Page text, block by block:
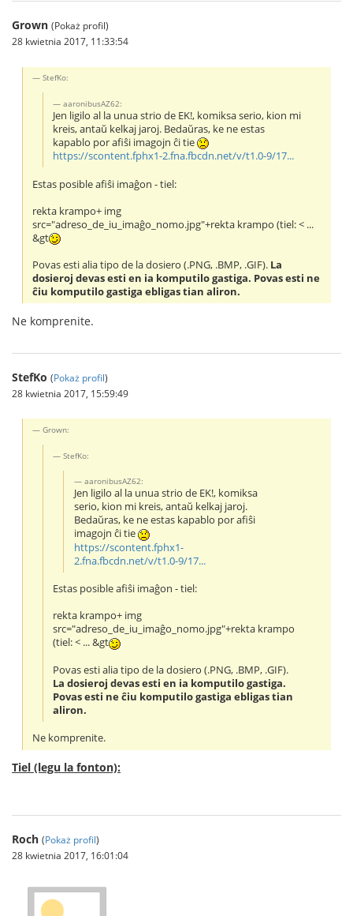
Grown (Pokaż profil)
28 kwietnia 2017, 11:33:54
StefKo:
aaronibusAZ62:
Jen ligilo al la unua strio de EK!, komiksa serio, kion mi
kreis, antaŭ kelkaj jaroj. Bedaŭras, ke ne estas
kapablo por afiŝi imagojn ĉi tie
https://scontent.fphx1-2.fna.fbcdn.net/v/t1.0-9/17...
Estas posible afiŝi imaĝon - tiel:
rekta krampo+ img
src="adreso_de_iu_imaĝo_nomo.jpg"+rekta krampo (tiel: < ...
&gt
Povas esti alia tipo de la dosiero (.PNG, .BMP, .GIF). La
dosieroj devas esti en ia komputilo gastiga. Povas esti ne
ĉiu komputilo gastiga ebligas tian aliron.
Ne komprenite.
StefKo (Pokaż profil)
28 kwietnia 2017, 15:59:49
Grown:
StefKo:
aaronibusAZ62:
Jen ligilo al la unua strio de EK!, komiksa
serio, kion mi kreis, antaŭ kelkaj jaroj.
Bedaŭras, ke ne estas kapablo por afiŝi
imagojn ĉi tie
https://scontent.fphx1-
2.fna.fbcdn.net/v/t1.0-9/17...
Estas posible afiŝi imaĝon - tiel:
rekta krampo+ img
src="adreso_de_iu_imaĝo_nomo.jpg"+rekta krampo
(tiel: < ... &gt
Povas esti alia tipo de la dosiero (.PNG, .BMP, .GIF).
La dosieroj devas esti en ia komputilo gastiga.
Povas esti ne ĉiu komputilo gastiga ebligas tian
aliron.
Ne komprenite.
Tiel (legu la fonton):
Roch (Pokaż profil)
28 kwietnia 2017, 16:01:04